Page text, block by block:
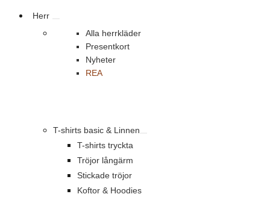
Herr
Alla herrkläder
Presentkort
Nyheter
REA
T-shirts basic & Linnen
T-shirts tryckta
Tröjor långärm
Stickade tröjor
Koftor & Hoodies